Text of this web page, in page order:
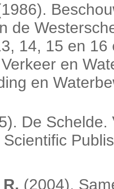
de
14, 15 en
en
en
De
(2004).